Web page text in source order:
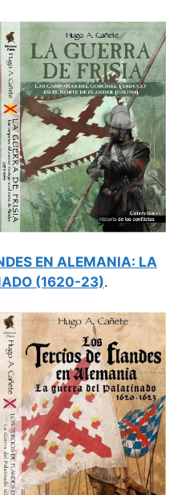
EN ALEMANIA: LA
(1620-23).